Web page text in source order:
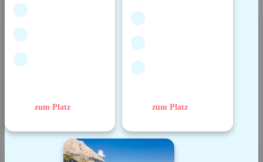
zum Platz zum Platz